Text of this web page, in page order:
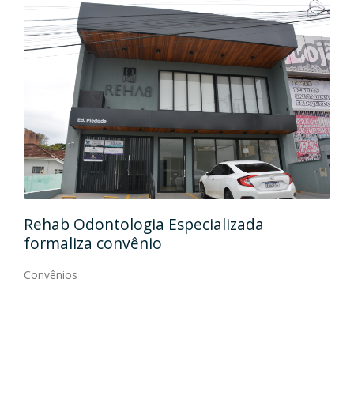
Rehab Odontologia Especializada
formaliza convênio
Convênios